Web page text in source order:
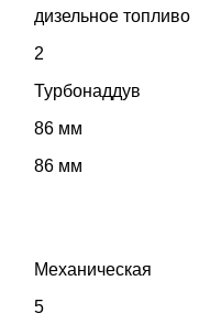
дизельное топливо
2
Турбонаддув
86 мм
86 мм
Механическая
5